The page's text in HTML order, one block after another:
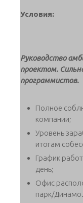
Условия:
Руководство
проектом.
программистов.
Полное
компании;
Уровень
итогам
График
день;
Офис
парк/Динамо.